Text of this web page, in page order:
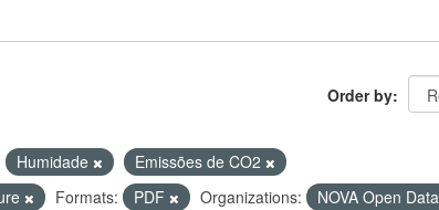
Order by
Humidade
Emissões de CO2
Formats: PDF Organizations: NOVA Open Data